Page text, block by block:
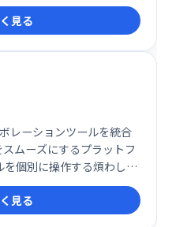
感的な操作で、ブランチ
の移動・回転などが可能
して、アイデアの整理や
です。
見る
レーションツールを統合
ムーズにするプラットフ
を個別に操作する煩わしさ
のコミュニケーションを
共有と円滑なチームワー
に貢献します。
見る